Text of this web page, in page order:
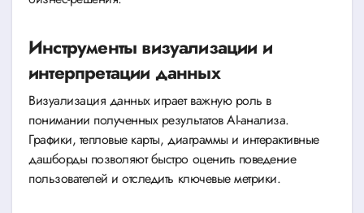
Инструменты визуализации и
интерпретации данных
Визуализация данных играет важную роль в
понимании полученных результатов AI-анализа.
Графики, тепловые карты, диаграммы и интерактивные
дашборды позволяют быстро оценить поведение
пользователей и отследить ключевые метрики.